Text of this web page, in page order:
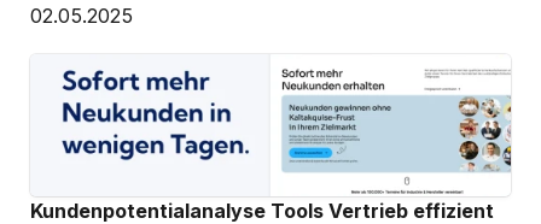
02.05.2025
Kundenpotentialanalyse Tools Vertrieb effizient